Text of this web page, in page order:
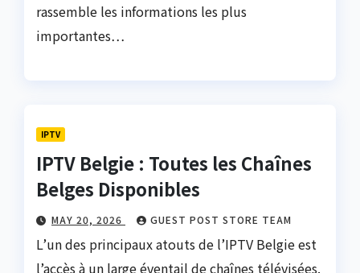
rassemble les informations les plus
importantes…
IPTV
IPTV Belgie : Toutes les Chaînes
Belges Disponibles
MAY 20, 2026 GUEST POST STORE TEAM
L’un des principaux atouts de l’IPTV Belgie est
l’accès à un large éventail de chaînes télévisées.